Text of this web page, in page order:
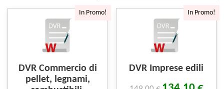
In Promo!
DVR Commercio di
pellet, legnami,
In Promo!
DVR Imprese edili